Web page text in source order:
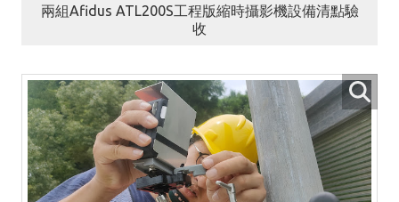
兩組Afidus ATL200S工程版縮時攝影機設備清點驗
收